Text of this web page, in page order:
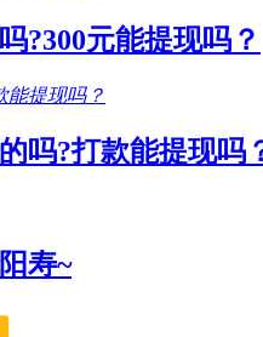
?300元能提现吗？
吗?打款能提现吗
寿~